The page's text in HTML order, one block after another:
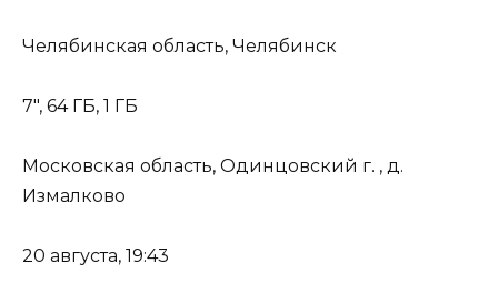
Челябинская область, Челябинск
7″, 64 ГБ, 1 ГБ
Московская область, Одинцовский г. , д.
Измалково
20 августа, 19:43